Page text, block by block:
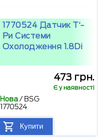
1770524 Датчик T‘-
Ри Системи
Охолодження 1.8Di
473 грн.
Є у наявності
Нова/ BSG
1770524
Купити